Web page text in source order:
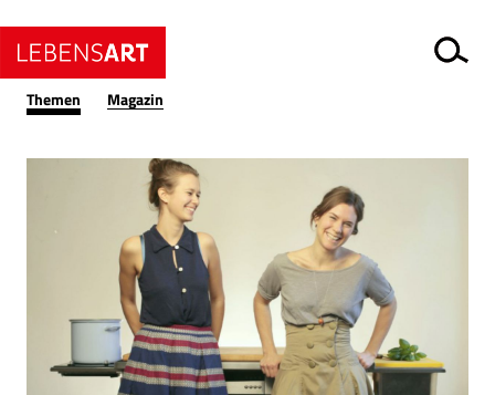
Themen Magazin